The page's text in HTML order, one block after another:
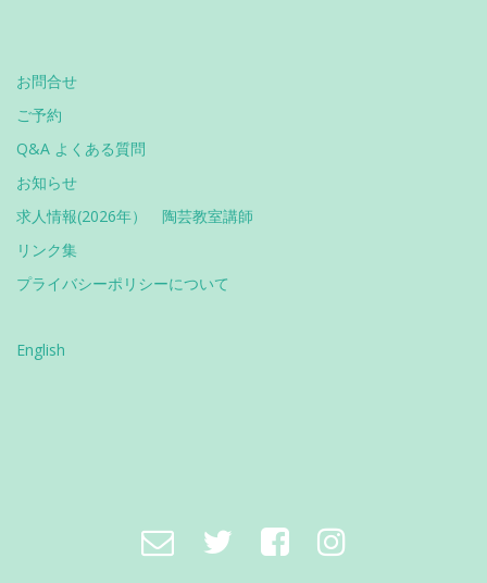
お問合せ
ご予約
Q&A よくある質問
お知らせ
求人情報(2026年） 陶芸教室講師
リンク集
プライバシーポリシーについて
English